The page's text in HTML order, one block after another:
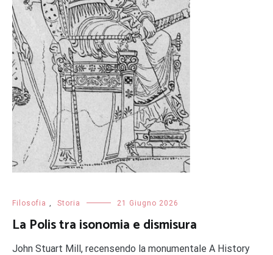
Filosofia , Storia 21 Giugno 2026
La Polis tra isonomia e dismisura
John Stuart Mill, recensendo la monumentale A History